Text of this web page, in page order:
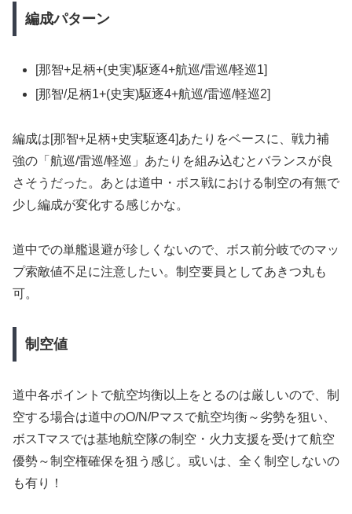
編成パターン
[那智+足柄+(史実)駆逐4+航巡/雷巡/軽巡1]
[那智/足柄1+(史実)駆逐4+航巡/雷巡/軽巡2]
編成は[那智+足柄+史実駆逐4]あたりをベースに、戦力補
強の「航巡/雷巡/軽巡」あたりを組み込むとバランスが良
さそうだった。あとは道中・ボス戦における制空の有無で
少し編成が変化する感じかな。
道中での単艦退避が珍しくないので、ボス前分岐でのマッ
プ索敵値不足に注意したい。制空要員としてあきつ丸も
可。
制空値
道中各ポイントで航空均衡以上をとるのは厳しいので、制
空する場合は道中のO/N/Pマスで航空均衡～劣勢を狙い、
ボスTマスでは基地航空隊の制空・火力支援を受けて航空
優勢～制空権確保を狙う感じ。或いは、全く制空しないの
も有り！